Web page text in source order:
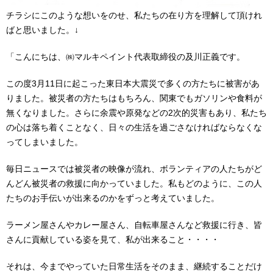
チラシにこのような想いをのせ、私たちの在り方を理解して頂けれ
ばと思いました。↓
「こんにちは、㈱マルキペイント代表取締役の及川正義です。
この度3月11日に起こった東日本大震災で多くの方たちに被害があ
りました。被災者の方たちはもちろん、関東でもガソリンや食料が
無くなりました。さらに余震や原発などの2次的災害もあり、私たち
の心は落ち着くことなく、日々の生活を過ごさなければならなくな
ってしまいました。
毎日ニュースでは被災者の映像が流れ、ボランティアの人たちがど
んどん被災者の救援に向かっていました。私もどのように、この人
たちのお手伝いが出来るのかをずっと考えていました。
ラーメン屋さんやカレー屋さん、自転車屋さんなど救援に行き、皆
さんに貢献している姿を見て、私が出来ること・・・・
それは、今までやっていた日常生活をそのまま、継続することだけ